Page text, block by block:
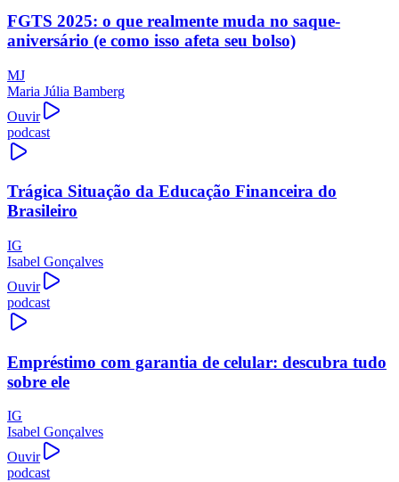
FGTS 2025: o que realmente muda no saque-
aniversário (e como isso afeta seu bolso)
MJ
Maria Júlia Bamberg
Ouvir
podcast
Trágica Situação da Educação Financeira do
Brasileiro
IG
Isabel Gonçalves
Ouvir
podcast
Empréstimo com garantia de celular: descubra tudo
sobre ele
IG
Isabel Gonçalves
Ouvir
podcast